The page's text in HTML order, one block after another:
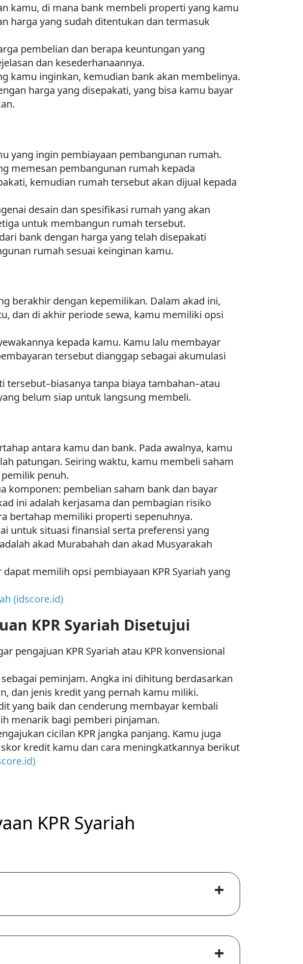
kamu, di mana bank membeli properti yang kamu
harga yang sudah ditentukan dan termasuk
pembelian dan berapa keuntungan yang
dan kesederhanaannya.
kamu inginkan, kemudian bank akan membelinya.
harga yang disepakati, yang bisa kamu bayar
yang ingin pembiayaan pembangunan rumah.
memesan pembangunan rumah kepada
kemudian rumah tersebut akan dijual kepada
desain dan spesifikasi rumah yang akan
untuk membangun rumah tersebut.
bank dengan harga yang telah disepakati
rumah sesuai keinginan kamu.
berakhir dengan kepemilikan. Dalam akad ini,
dan di akhir periode sewa, kamu memiliki opsi
kepada kamu. Kamu lalu membayar
tersebut dianggap sebagai akumulasi
tanpa biaya tambahan–atau
belum siap untuk langsung membeli.
antara kamu dan bank. Pada awalnya, kamu
patungan. Seiring waktu, kamu membeli saham
penuh.
komponen: pembelian saham bank dan bayar
ini adalah kerjasama dan pembagian risiko
bertahap memiliki properti sepenuhnya.
untuk situasi finansial serta preferensi yang
akad Murabahah dan akad Musyarakah
memilih opsi pembiayaan KPR Syariah yang
(idscore.id)
KPR Syariah Disetujui
pengajuan KPR Syariah atau KPR konvensional
peminjam. Angka ini dihitung berdasarkan
dan jenis kredit yang pernah kamu miliki.
yang baik dan cenderung membayar kembali
menarik bagi pemberi pinjaman.
cicilan KPR jangka panjang. Kamu juga
kredit kamu dan cara meningkatkannya berikut
KPR Syariah
+
+